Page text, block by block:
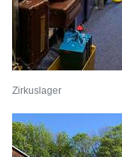
Zirkuslager